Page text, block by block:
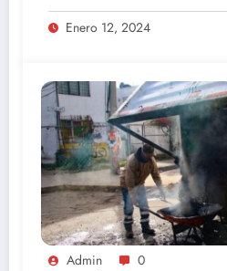
Estado de México, 12 de
Enero 12, 2024
Admin 0